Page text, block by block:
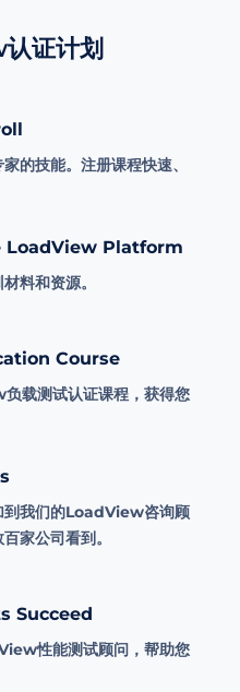
证计划
的技能。注册课程快速、
LoadView Platform
料和资源。
Course
载测试认证课程，获得您
到我们的LoadView咨询顾
家公司看到。
Succeed
性能测试顾问，帮助您